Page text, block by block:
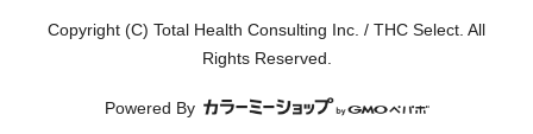
Copyright (C) Total Health Consulting Inc. / THC Select. All
Rights Reserved.
Powered By